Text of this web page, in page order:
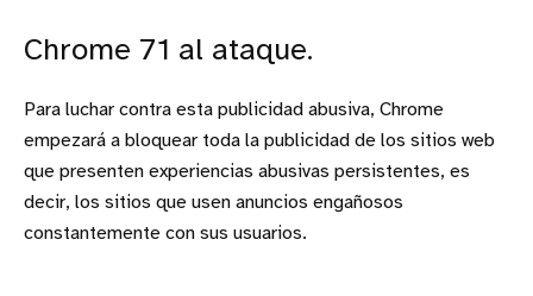
Chrome 71 al ataque.
Para luchar contra esta publicidad abusiva, Chrome
empezará a bloquear toda la publicidad de los sitios web
que presenten experiencias abusivas persistentes, es
decir, los sitios que usen anuncios engañosos
constantemente con sus usuarios.